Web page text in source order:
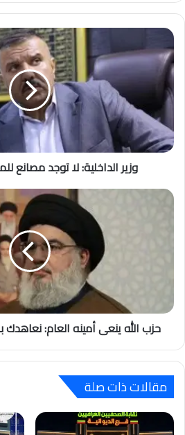
وزير الداخلية: لا توجد مصانع
حزب الله ينعى أمينه العام:
مقالات ذات صلة